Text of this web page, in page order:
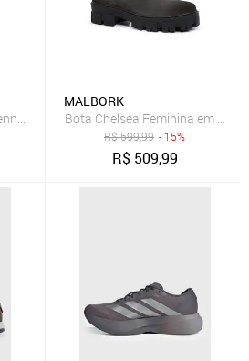
Estilo Veggie Preto
MALBORK
Bota Chelsea Feminina em
R$599,99 - 15%
R$ 509,99